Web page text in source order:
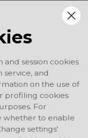
and session cookies
and
on the use of
profiling cookies
For
whether to enable
settings'